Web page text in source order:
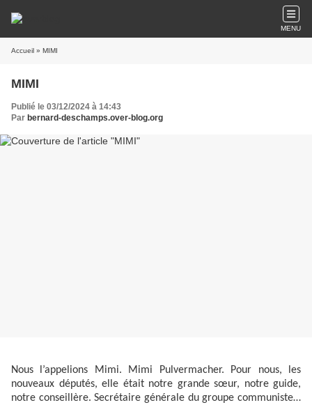
MENU
Accueil » MIMI
MIMI
Publié le 03/12/2024 à 14:43
Par bernard-deschamps.over-blog.org
Nous l’appelions Mimi. Mimi Pulvermacher. Pour nous, les
nouveaux députés, elle était notre grande sœur, notre guide,
notre conseillère. Secrétaire générale du groupe communiste…